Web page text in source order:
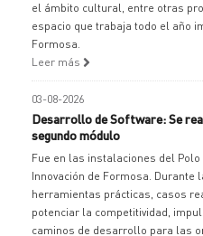
el ámbito cultural, entre otras
espacio que trabaja todo el año
Formosa.
Leer más
03-08-2026
Desarrollo de Software: Se
segundo módulo
Fue en las instalaciones del Polo
Innovación de Formosa. Durante
herramientas prácticas, casos
potenciar la competitividad,
caminos de desarrollo para las